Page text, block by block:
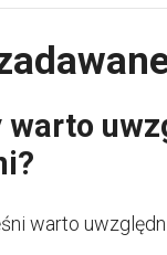
warto